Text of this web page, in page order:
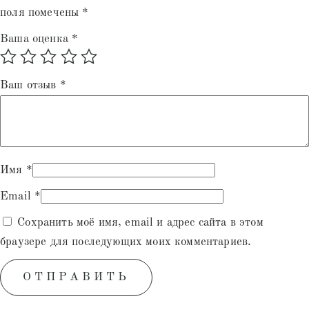
поля помечены *
Ваша оценка *
Ваш отзыв *
Имя *
Email *
Сохранить моё имя, email и адрес сайта в этом
браузере для последующих моих комментариев.